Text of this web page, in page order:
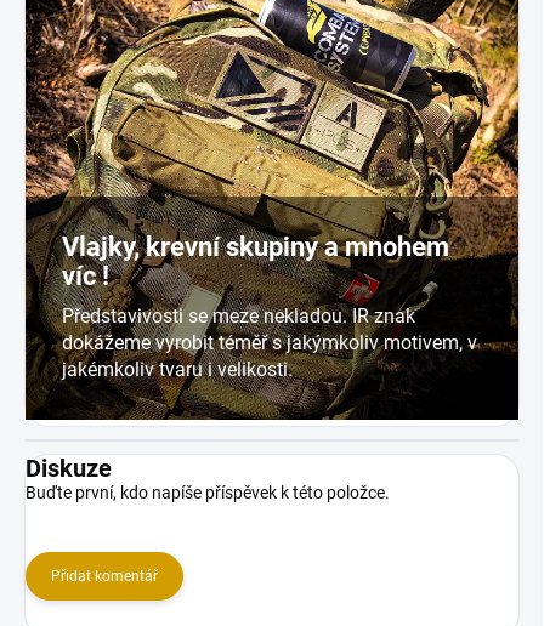
Vlajky, krevní skupiny a mnohem
víc !
Představivosti se meze nekladou. IR znak
dokážeme vyrobit téměř s jakýmkoliv motivem, v
jakémkoliv tvaru i velikosti.
Diskuze
Buďte první, kdo napíše příspěvek k této položce.
Přidat komentář